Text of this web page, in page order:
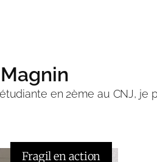
en 2ème au CNJ, je
Fragil en action